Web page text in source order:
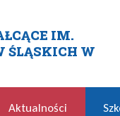
IM.
ŚLĄSKICH W
Aktualności